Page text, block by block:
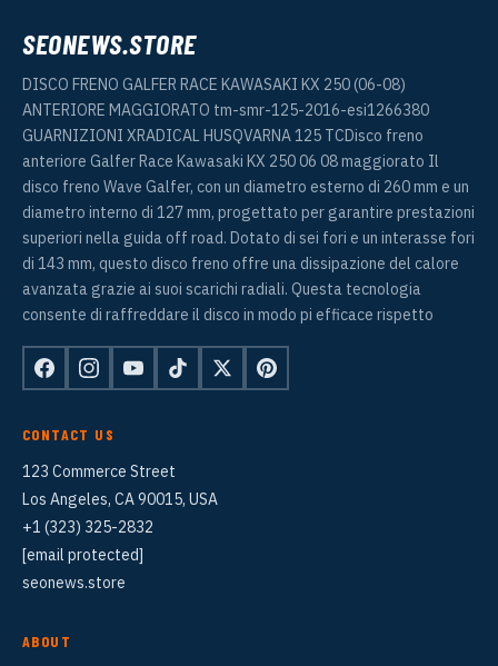
SEONEWS.STORE
DISCO FRENO GALFER RACE KAWASAKI KX 250 (06-08)
ANTERIORE MAGGIORATO tm-smr-125-2016-esi1266380
GUARNIZIONI XRADICAL HUSQVARNA 125 TCDisco freno
anteriore Galfer Race Kawasaki KX 250 06 08 maggiorato Il
disco freno Wave Galfer, con un diametro esterno di 260 mm e un
diametro interno di 127 mm, progettato per garantire prestazioni
superiori nella guida off road. Dotato di sei fori e un interasse fori
di 143 mm, questo disco freno offre una dissipazione del calore
avanzata grazie ai suoi scarichi radiali. Questa tecnologia
consente di raffreddare il disco in modo pi efficace rispetto
CONTACT US
123 Commerce Street
Los Angeles, CA 90015, USA
+1 (323) 325-2832
[email protected]
seonews.store
ABOUT